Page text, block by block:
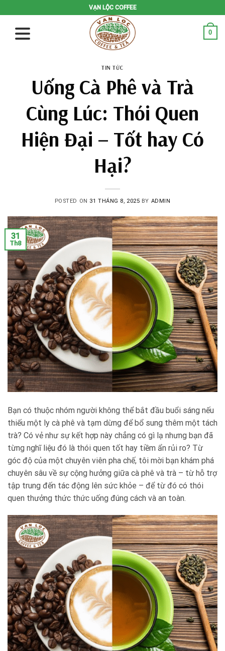
to
content
VẠN LỘC COFFEE
0
TIN TỨC
Uống Cà Phê và Trà
Cùng Lúc: Thói Quen
Hiện Đại – Tốt hay Có
Hại?
POSTED ON 31 THÁNG 8, 2025 BY ADMIN
31
Th8
Bạn có thuộc nhóm người không thể bắt đầu buổi sáng nếu
thiếu một ly cà phê và tạm dừng để bổ sung thêm một tách
trà? Có vẻ như sự kết hợp này chẳng có gì lạ nhưng bạn đã
từng nghĩ liệu đó là thói quen tốt hay tiềm ẩn rủi ro? Từ
góc độ của một chuyên viên pha chế, tôi mời bạn khám phá
chuyên sâu về sự cộng hưởng giữa cà phê và trà – từ hỗ trợ
tập trung đến tác động lên sức khỏe – để từ đó có thói
quen thưởng thức thức uống đúng cách và an toàn.